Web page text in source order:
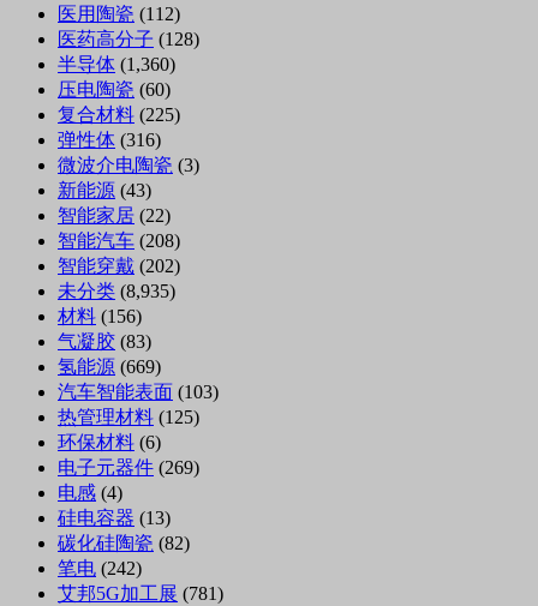
医用陶瓷 (112)
医药高分子 (128)
半导体 (1,360)
压电陶瓷 (60)
复合材料 (225)
弹性体 (316)
微波介电陶瓷 (3)
新能源 (43)
智能家居 (22)
智能汽车 (208)
智能穿戴 (202)
未分类 (8,935)
材料 (156)
气凝胶 (83)
氢能源 (669)
汽车智能表面 (103)
热管理材料 (125)
环保材料 (6)
电子元器件 (269)
电感 (4)
硅电容器 (13)
碳化硅陶瓷 (82)
笔电 (242)
艾邦5G加工展 (781)